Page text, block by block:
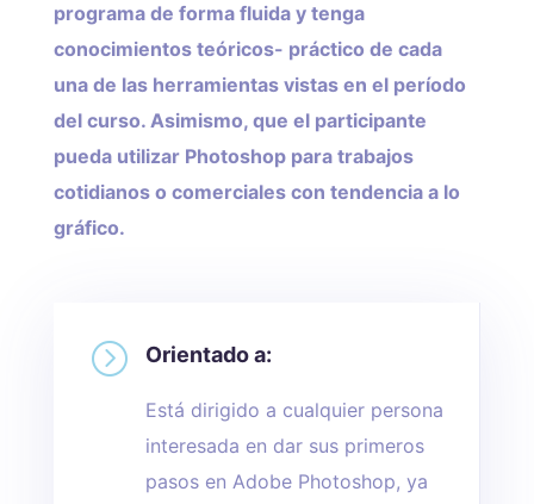
programa de forma fluida y tenga
conocimientos teóricos- práctico de cada
una de las herramientas vistas en el período
del curso. Asimismo, que el participante
pueda utilizar Photoshop para trabajos
cotidianos o comerciales con tendencia a lo
gráfico.
= Orientado a:
Está dirigido a cualquier persona
interesada en dar sus primeros
pasos en Adobe Photoshop, ya